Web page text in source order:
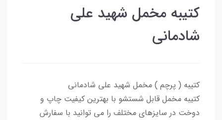
کتیبه مخمل شهید علی
شادمانی
کتیبه ( پرچم ) مخمل شهید علی شادمانی
کتیبه مخمل قابل شستشو با بهترین کیفیت چاپ و
دوخت در سایزهای مختلف را می توانید با سفارش